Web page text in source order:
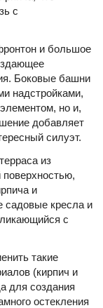
с
и большое
Боковые башни
надстройками,
но и,
добавляет
силуэт.
из
поверхностью,
и
садовые кресла и
с
такие
(кирпич и
для создания
остекления